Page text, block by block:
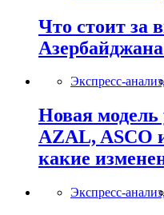
Что стоит за
Экспресс-
Новая модель
AZAL, ASCO
какие
Экспресс-